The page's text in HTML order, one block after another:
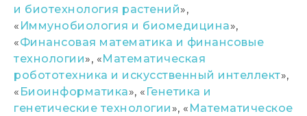
и биотехнология растений»,
« Иммунобиология и биомедицина»,
«Финансовая математика и финансовые
технологии», «Математическая
робототехника и искусственный интеллект»,
« Биоинформатика», « Генетика и
генетические технологии », « Математическое